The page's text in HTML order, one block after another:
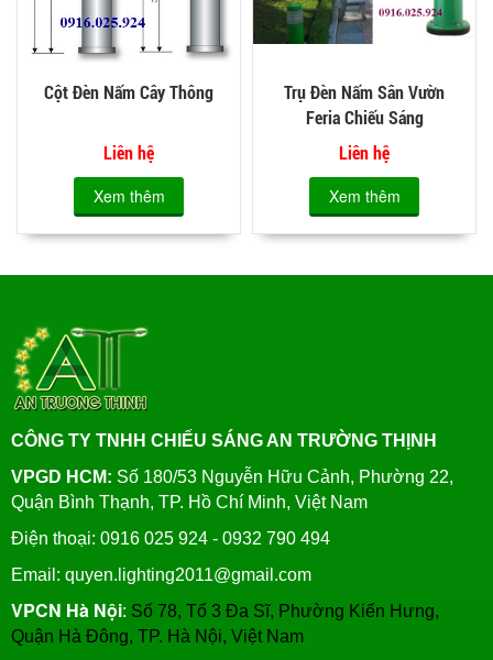
Cột Đèn Nấm Cây Thông
Liên hệ
Xem thêm
Trụ Đèn Nấm Sân Vườn
Feria Chiếu Sáng
Liên hệ
Xem thêm
CÔNG TY TNHH CHIẾU SÁNG AN TRƯỜNG THỊNH
VPGD HCM: Số 180/53 Nguyễn Hữu Cảnh, Phường 22,
Quận Bình Thạnh, TP. Hồ Chí Minh, Việt Nam
Điện thoại: 0916 025 924 - 0932 790 494
Email: quyen.lighting2011@gmail.com
VPCN Hà Nội: Số 78, Tổ 3 Đa Sĩ, Phường Kiến Hưng,
Quận Hà Đông, TP. Hà Nội, Việt Nam